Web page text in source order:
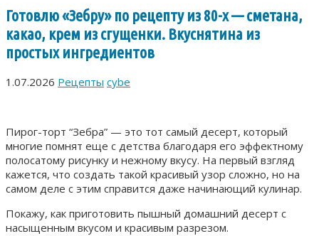
Готовлю «Зебру» по рецепту из 80-х — сметана,
какао, крем из сгущенки. Вкуснятина из
простых ингредиентов
1.07.2026 Рецепты cybe
Пирог-торт “Зебра” — это тот самый десерт, который
многие помнят еще с детства благодаря его эффектному
полосатому рисунку и нежному вкусу. На первый взгляд
кажется, что создать такой красивый узор сложно, но на
самом деле с этим справится даже начинающий кулинар.
Покажу, как приготовить пышный домашний десерт с
насыщенным вкусом и красивым разрезом.